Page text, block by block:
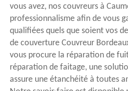
vous avez, nos couvreurs à
professionnalisme afin de vous
qualifiées quels que soient vos
de couverture Couvreur
vous procure la réparation de
réparation de faitage, une
assure une étanchéité à toutes